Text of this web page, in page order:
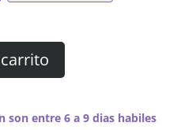
entre 6 a 9 dias habiles